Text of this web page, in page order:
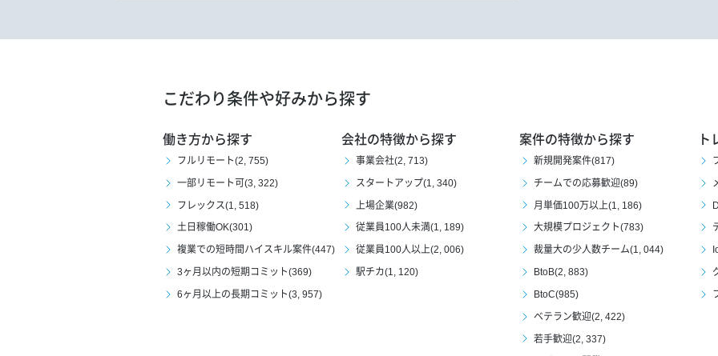
こだわり条件や好みから探す
働き方から探す
フルリモート(2, 755)
一部リモート可(3, 322)
フレックス(1, 518)
土日稼働OK(301)
複業での短時間ハイスキル案件(447)
3ヶ月以内の短期コミット(369)
6ヶ月以上の長期コミット(3, 957)
会社の特徴から探す
事業会社(2, 713)
スタートアップ(1, 340)
上場企業(982)
従業員100人未満(1, 189)
従業員100人以上(2, 006)
駅チカ(1, 120)
案件の特徴から探す
新規開発案件(817)
チームでの応募歓迎(89)
月単価100万以上(1, 186)
大規模プロジェクト(783)
裁量大の少人数チーム(1, 044)
BtoB(2, 883)
BtoC(985)
ベテラン歓迎(2, 422)
若手歓迎(2, 337)
ト